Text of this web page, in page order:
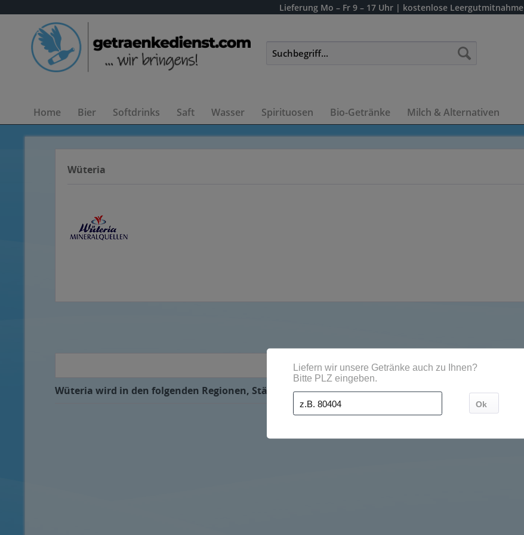
Lieferung Mo – Fr 9 – 17 Uhr | kostenlose Leergutmitnahme
Home Bier Softdrinks Saft Wasser Spirituosen Bio-Getränke Milch & Alternativen
Wüteria
Wüteria wird in den folgenden Regionen, Städten, Orten und Postleitzahl-Gebieten geliefert